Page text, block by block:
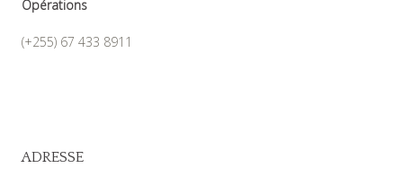
Opérations
(+255) 67 433 8911
ADRESSE